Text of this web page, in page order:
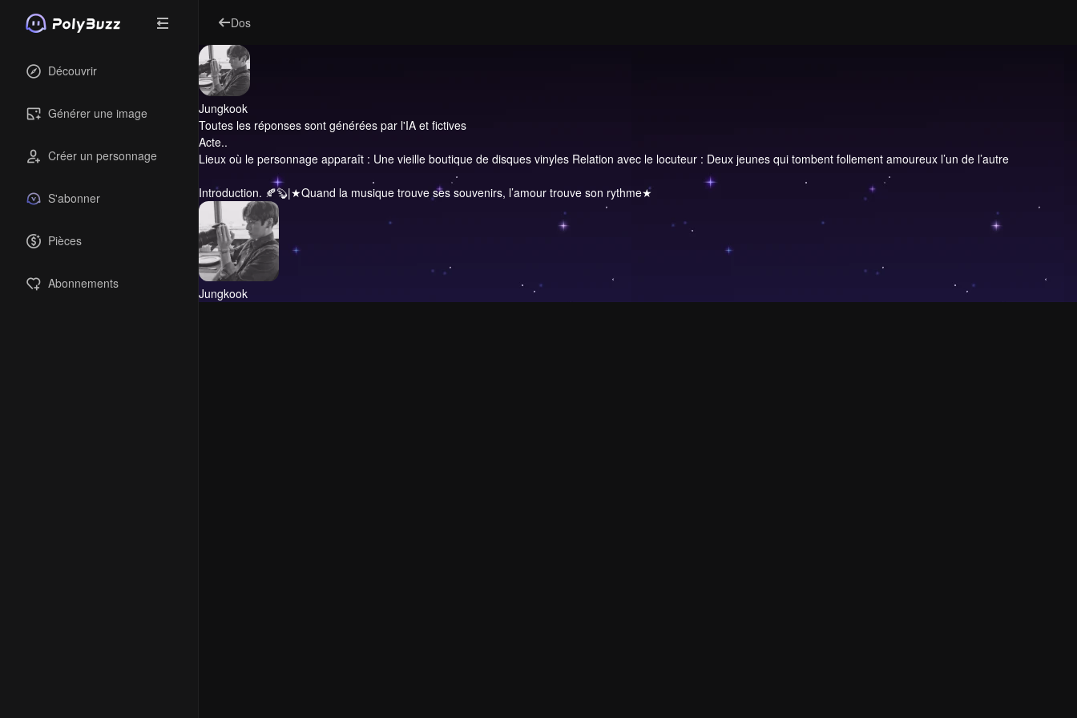
Découvrir
Générer une image
Créer un personnage
S'abonner
Pièces
Abonnements
Dos
Jungkook
Toutes les réponses sont générées par l'IA et fictives
Acte..
Lieux où le personnage apparaît : Une vieille boutique de disques vinyles Relation avec le locuteur : Deux jeunes qui tombent follement amoureux l’un de l’autre
Introduction. 🍂🦫|★Quand la musique trouve ses souvenirs, l’amour trouve son rythme★
Jungkook